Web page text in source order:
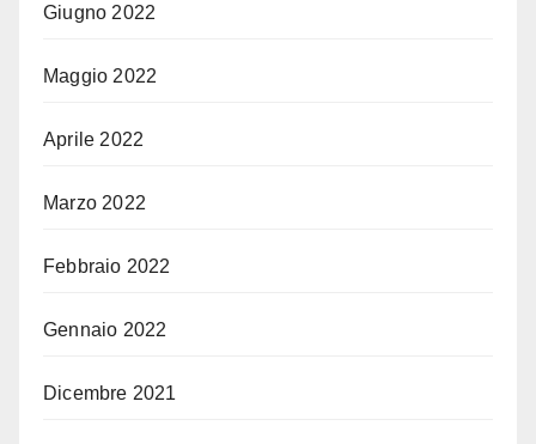
Giugno 2022
Maggio 2022
Aprile 2022
Marzo 2022
Febbraio 2022
Gennaio 2022
Dicembre 2021